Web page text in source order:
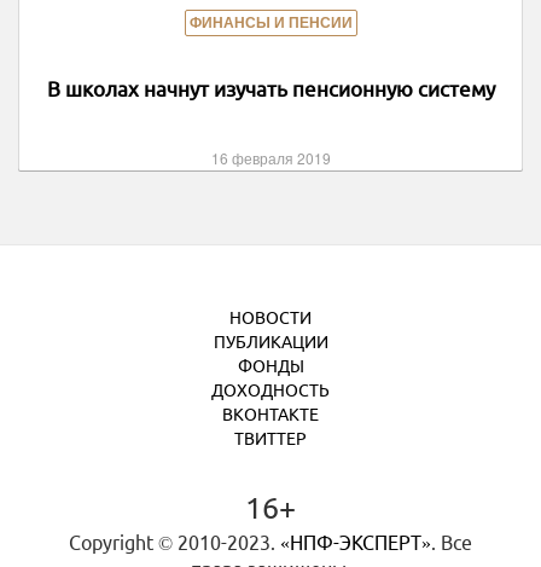
ФИНАНСЫ И ПЕНСИИ
В школах начнут изучать пенсионную систему
16 февраля 2019
НОВОСТИ
ПУБЛИКАЦИИ
ФОНДЫ
ДОХОДНОСТЬ
ВКОНТАКТЕ
ТВИТТЕР
16+
Copyright © 2010-2023. «НПФ-ЭКСПЕРТ». Все